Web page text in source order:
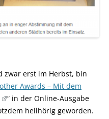
zwar erst im Herbst, bin
Awards – Mit dem
“ in der Online-Ausgabe
hellhörig geworden.